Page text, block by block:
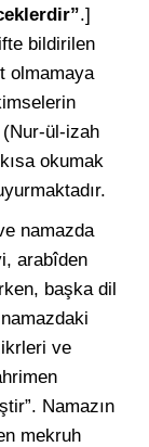
.]
bildirilen
olmamaya
(Nur-ül-izah
okumak
namazda
arabîden
başka dil
ve
Namazın
mekruh